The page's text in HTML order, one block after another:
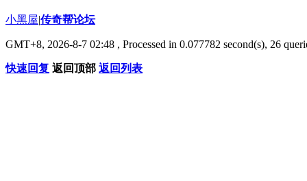
小黑屋|传奇帮论坛
GMT+8, 2026-8-7 02:48 , Processed in 0.077782 second(s), 26
快速回复 返回顶部 返回列表